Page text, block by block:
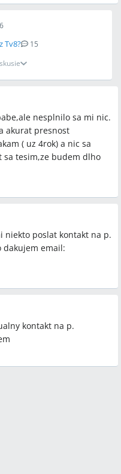
Tv8?
15
nesplnilo sa mi nic.
akurat presnost
( uz 4rok) a nic sa
sa tesim,ze budem dlho
niekto poslat kontakt na p.
dakujem email:
kontakt na p.